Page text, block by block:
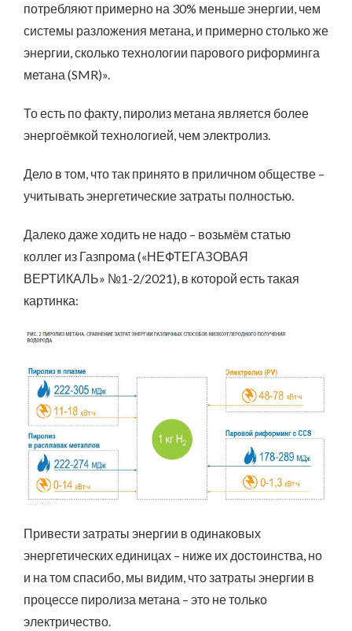
потребляют примерно на 30% меньше энергии, чем
системы разложения метана, и примерно столько же
энергии, сколько технологии парового риформинга
метана (SMR)».
То есть по факту, пиролиз метана является более
энергоёмкой технологией, чем электролиз.
Дело в том, что так принято в приличном обществе –
учитывать энергетические затраты полностью.
Далеко даже ходить не надо – возьмём статью
коллег из Газпрома («НЕФТЕГАЗОВАЯ
ВЕРТИКАЛЬ» №1-2/2021), в которой есть такая
картинка:
Привести затраты энергии в одинаковых
энергетических единицах – ниже их достоинства, но
и на том спасибо, мы видим, что затраты энергии в
процессе пиролиза метана – это не только
электричество.